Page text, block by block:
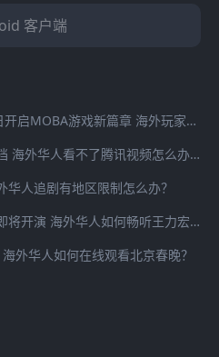
客户端
《决胜巅峰》国服定档1月23日开启MOBA游戏新篇章 海外玩家登录国服游戏延迟高怎么办？
王鹤棣《大奉打更人》团综定档 海外华人看不了腾讯视频怎么办？
华人追剧有地区限制怎么办？
王力宏「最好的地方」演唱会即将开演 海外华人如何畅听王力宏最新歌曲
外华人如何在线观看北京春晚？